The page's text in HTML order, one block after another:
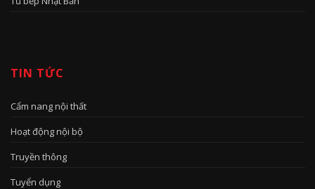
TIN TỨC
Cẩm nang nội thất
Hoạt động nội bộ
Truyền thông
Tuyển dụng